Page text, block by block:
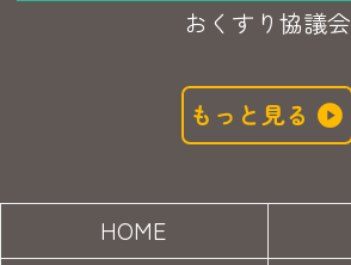
おくすり協議会
もっと見る
HOME